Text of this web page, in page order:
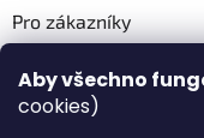
Aby všechno
cookies)
Pro zákazníky
Věrnostní program
Magazín PLAZA News™